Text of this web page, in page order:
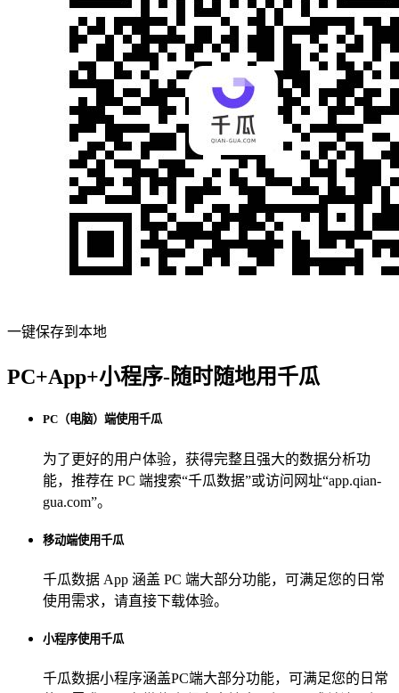
一键保存到本地
PC+App+小程序-随时随地用千瓜
PC（电脑）端使用千瓜
为了更好的用户体验，获得完整且强大的数据分析功
能，推荐在 PC 端搜索“千瓜数据”或访问网址“app.qian-
gua.com”。
移动端使用千瓜
千瓜数据 App 涵盖 PC 端大部分功能，可满足您的日常
使用需求，请直接下载体验。
小程序使用千瓜
千瓜数据小程序涵盖PC端大部分功能，可满足您的日常